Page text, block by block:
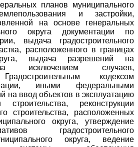
планов муниципального
и застройки,
на основе генеральных
округа документации по
выдача градостроительного
расположенного в границах
выдача разрешений на
исключением случаев,
кодексом
иными федеральными
на ввод объектов в эксплуатацию
реконструкции
строительства, расположенных
округа, утверждение
градостроительного
округа, ведение